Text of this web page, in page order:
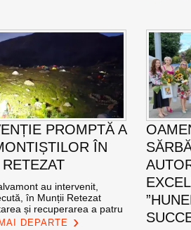
PROMPTĂ A
ÎN
au intervenit,
în Munții Retezat
și recuperarea a patru
DEPARTE